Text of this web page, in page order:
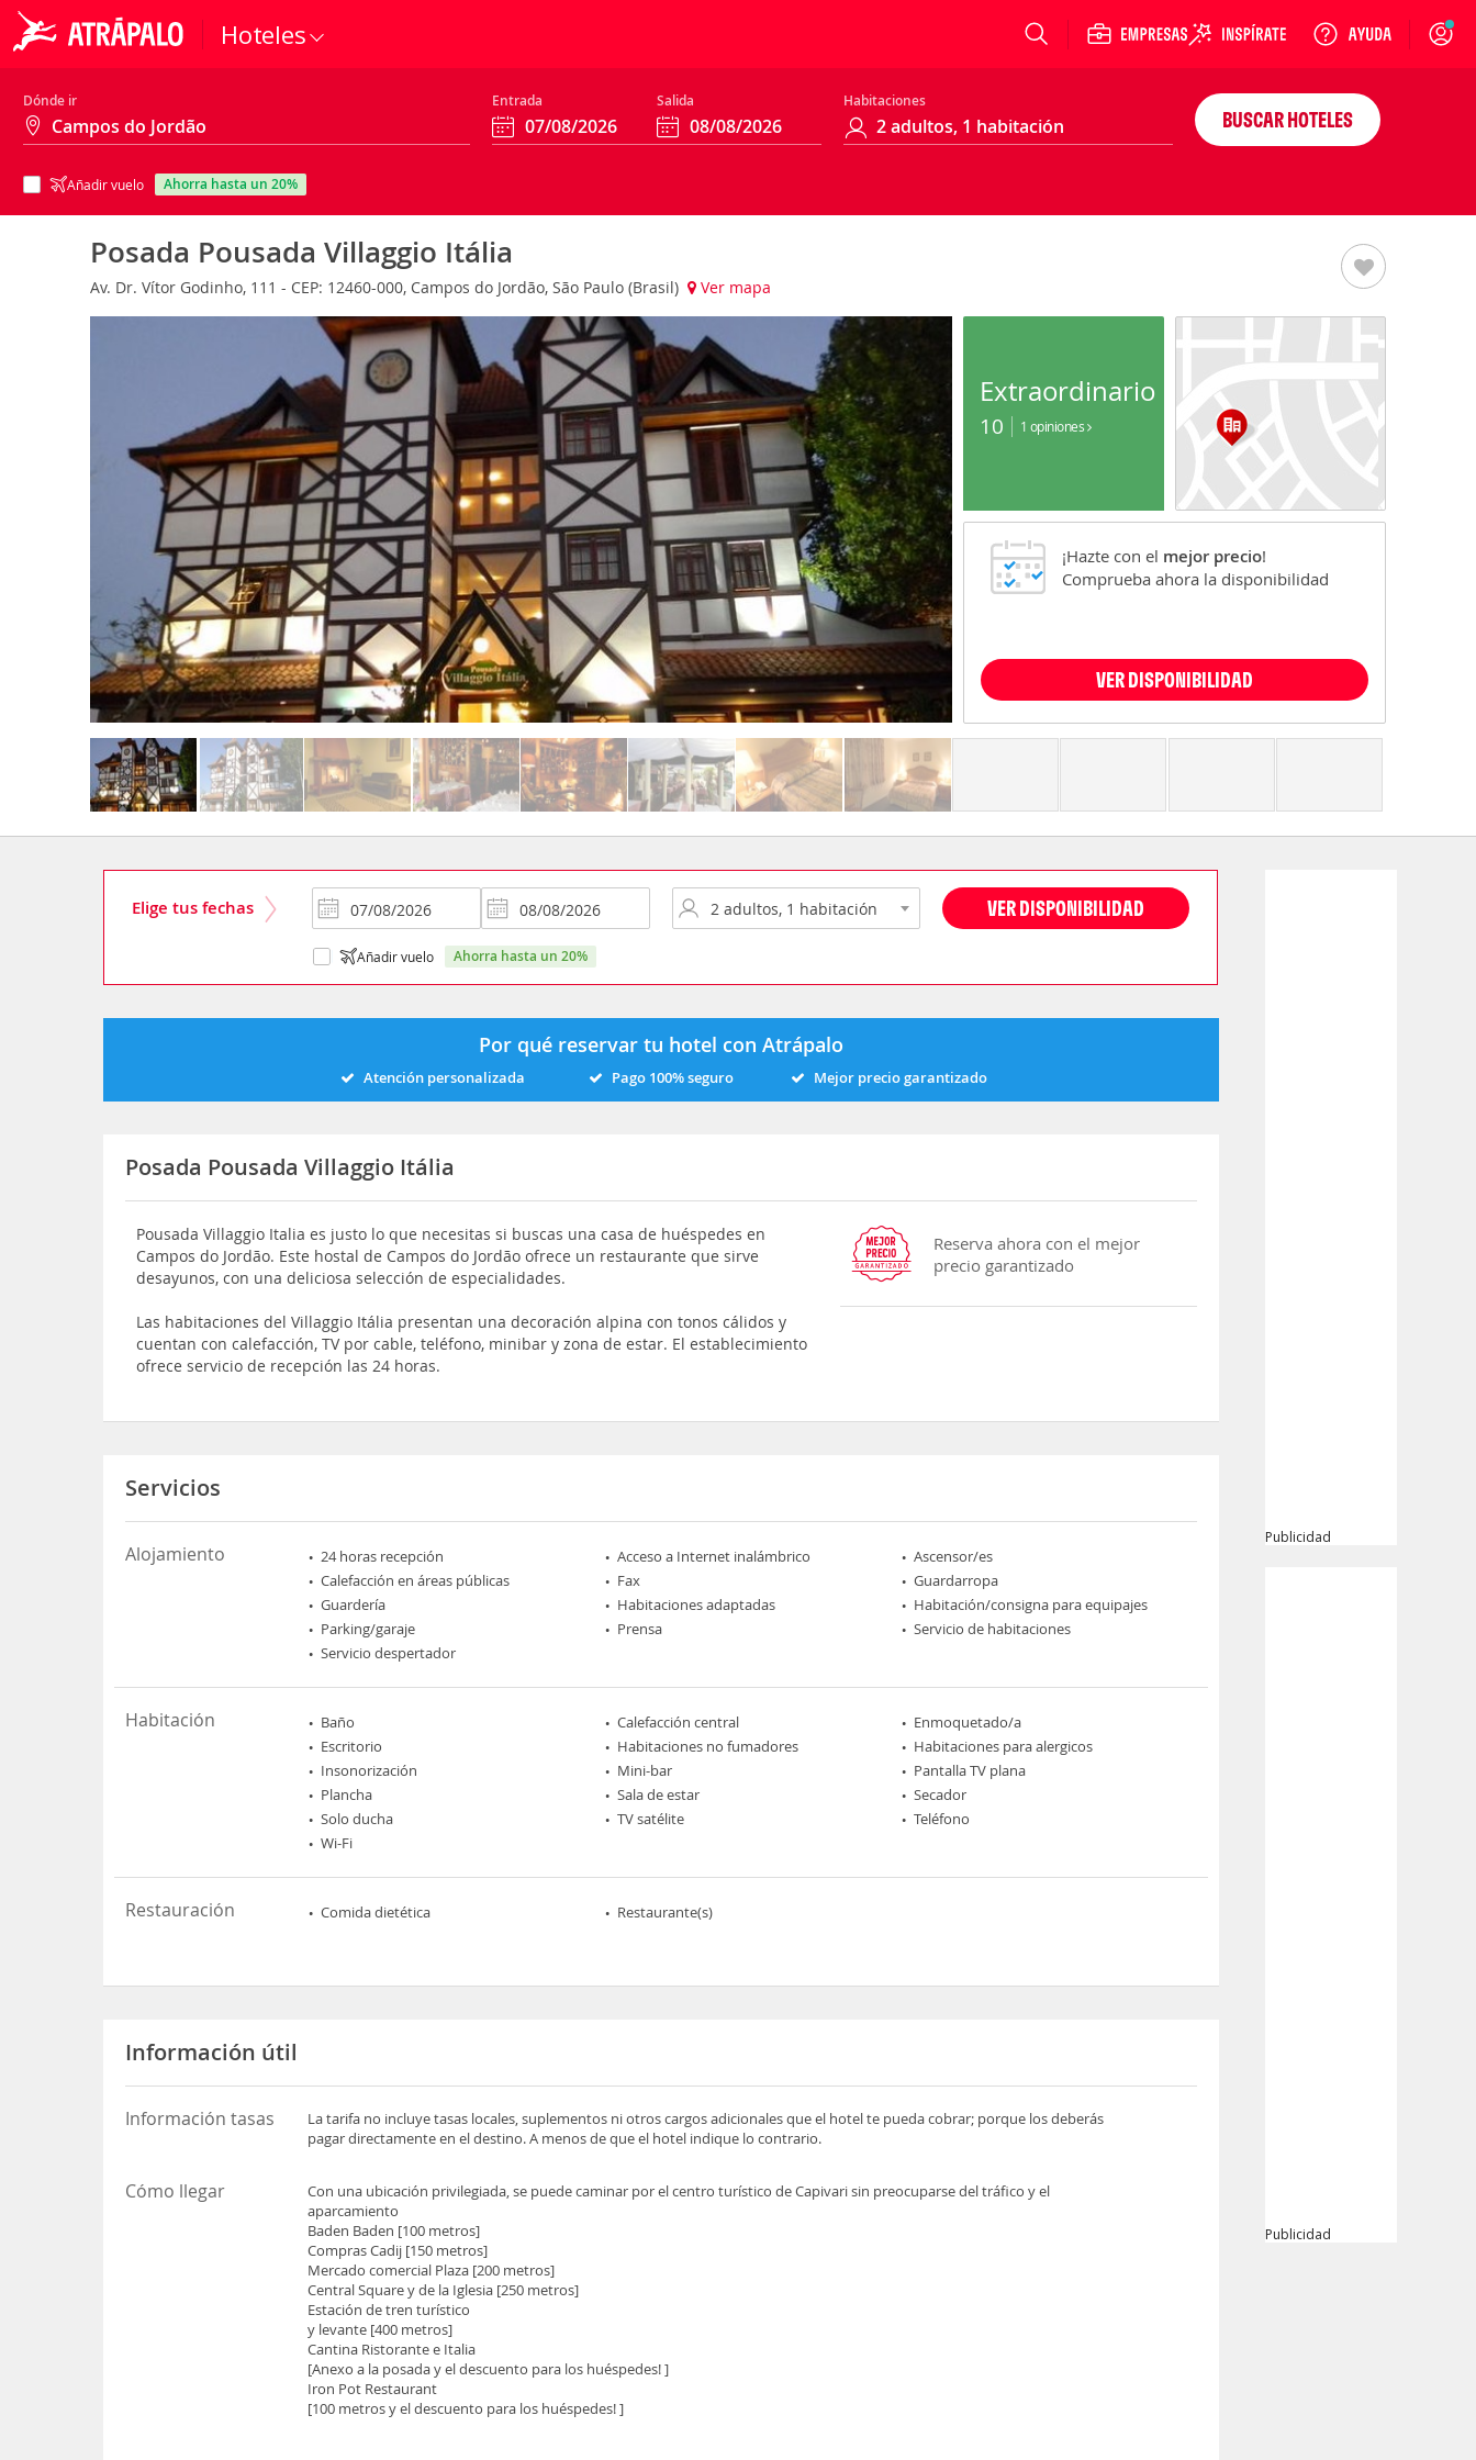
Hoteles Login
Dónde ir Entrada Salida Habitaciones
Añadir vuelo ahorra hasta un 20%
BUSCAR HOTELES
Posada Pousada Villaggio Itália
Av. Dr. Vítor Godinho, 111 - CEP: 12460-000, Campos do Jordão, São Paulo (Brasil) Ver mapa
Extraordinario
10 1 opiniones
¡Hazte con el mejor precio!
Comprueba ahora la disponibilidad
VER DISPONIBILIDAD
Elige tus fechas VER DISPONIBILIDAD
Añadir vuelo ahorra hasta un 20%
Por qué reservar tu hotel con Atrápalo
Atención personalizada Pago 100% seguro Mejor precio garantizado
Posada Pousada Villaggio Itália
Pousada Villaggio Italia es justo lo que necesitas si buscas una casa de huéspedes en
Campos do Jordão. Este hostal de Campos do Jordão ofrece un restaurante que sirve
desayunos, con una deliciosa selección de especialidades.
Las habitaciones del Villaggio Itália presentan una decoración alpina con tonos cálidos y
cuentan con calefacción, TV por cable, teléfono, minibar y zona de estar. El establecimiento
ofrece servicio de recepción las 24 horas.
Reserva ahora con el mejor
precio garantizado
Servicios
Alojamiento 24 horas recepción Acceso a Internet inalámbrico
Ascensor/es
Calefacción en áreas públicas
Fax
Guardarropa
Guardería
Habitaciones adaptadas
Habitación/consigna para equipajes
Parking/garaje
Prensa
Servicio de habitaciones
Servicio despertador
Habitación Baño Calefacción central
Enmoquetado/a
Escritorio
Habitaciones no fumadores
Habitaciones para alergicos
Insonorización
Mini-bar
Pantalla TV plana
Plancha
Sala de estar
Secador
Solo ducha
TV satélite
Teléfono
Wi-Fi
Restauración Comida dietética Restaurante(s)
Información útil
Información tasas
La tarifa no incluye tasas locales, suplementos ni otros cargos adicionales que el hotel te pueda cobrar; porque los deberás
pagar directamente en el destino. A menos de que el hotel indique lo contrario.
Cómo llegar
Con una ubicación privilegiada, se puede caminar por el centro turístico de Capivari sin preocuparse del tráfico y el
aparcamiento
Baden Baden [100 metros]
Compras Cadij [150 metros]
Mercado comercial Plaza [200 metros]
Central Square y de la Iglesia [250 metros]
Estación de tren turístico
y levante [400 metros]
Cantina Ristorante e Italia
[Anexo a la posada y el descuento para los huéspedes! ]
Iron Pot Restaurant
[100 metros y el descuento para los huéspedes! ]
Publicidad
Publicidad